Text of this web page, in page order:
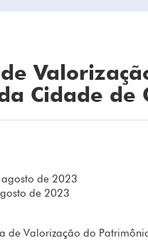
Cidade de
de 2023
de 2023
de Valorização do